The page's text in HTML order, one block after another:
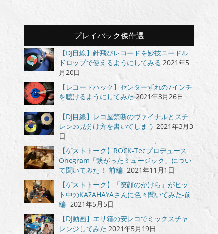
プレイバック傑作選
【DJ目線】針飛びレコードを妙技ニードル
ドロップで使えるようにしてみる 2021年5
月20日
【レコードハック】センターずれの7インチ
を聴けるようにしてみた 2021年3月26日
【DJ目線】レコ屋禁断のヴァイナルとスチ
レンの見分け方を書いてしまう 2021年3月3
日
【ゲストトーク】ROCK-Teeプロデュース
Onegram「繋がったミュージック」につい
て聞いてみた！-前編- 2021年11月1日
【ゲストトーク】「笑顔のかけら」がヒッ
ト中のKAZAHAYAさんに色々聞いてみた-前
編- 2021年5月5日
【DJ動画】エサ箱の安レコでミックスチャ
レンジしてみた 2021年5月19日